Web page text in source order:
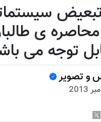
ی
توجه می
و تصویر